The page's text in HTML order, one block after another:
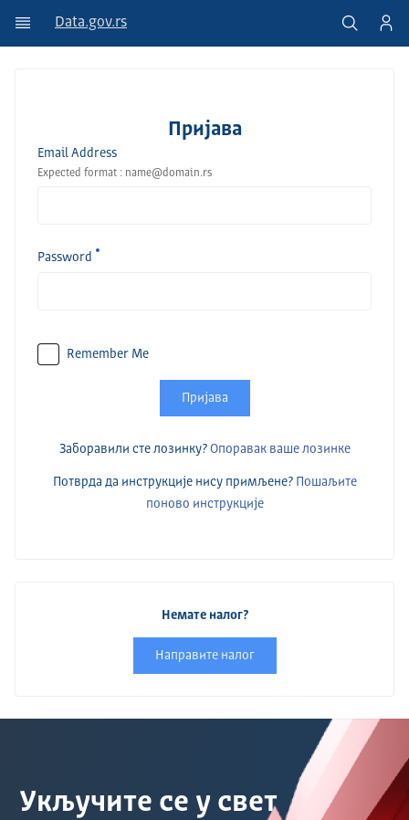
Data.gov.rs
Пријава
Email Address
Expected format : name@domain.rs
Password
Remember Me
Пријава
Заборавили сте лозинку? Опоравак ваше лозинке
Потврда да инструкције нису примљене?
Пошаљите
поново инструкције
Немате налог?
Направите налог
Укључите се у свет